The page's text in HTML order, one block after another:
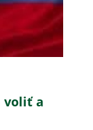
voliť a